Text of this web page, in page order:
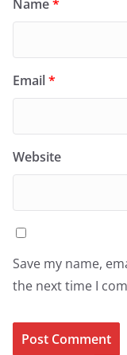
Name*
Email*
Website
Save my name,
the next time I